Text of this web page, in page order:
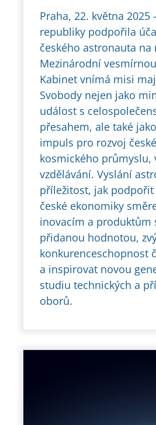
Praha, 22. května 2025
republiky podpořila
českého astronauta na
Mezinárodní
Kabinet vnímá misi
Svobody nejen jako
událost s
přesahem, ale také
impuls pro rozvoj
kosmického průmyslu,
vzdělávání. Vyslání
příležitost, jak
české ekonomiky
inovacím a produktům
přidanou hodnotou,
konkurenceschopnost
a inspirovat novou
studiu technických a
oborů.